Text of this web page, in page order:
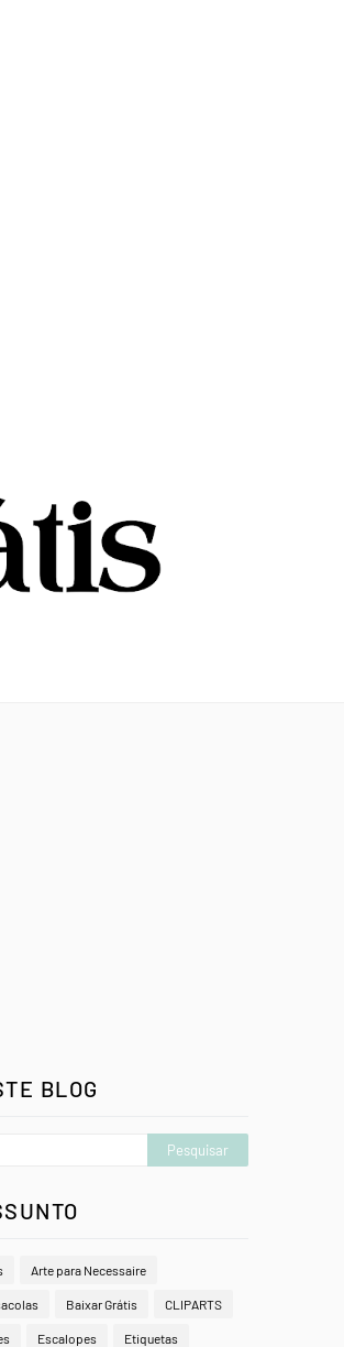
BLOG
Arte para Necessaire
Baixar Grátis CLIPARTS
Escalopes Etiquetas